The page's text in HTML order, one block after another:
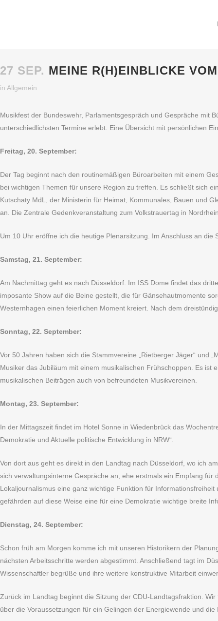
27 SEP. MEINE R(H)EINBLICKE
in Allgemein
Musikfest der Bundeswehr, Parlamentsgespräch und Gespräche mit
unterschiedlichsten Termine erlebt. Eine Übersicht mit persönlichen
Freitag, 20. September:
Der Tag beginnt nach den routinemäßigen Büroarbeiten mit einem
bei wichtigen Themen für unsere Region zu treffen. Es schließt sich
Kutschaty MdL, der Ministerin für Heimat, Kommunales, Bauen und
an. Die Zentrale Gedenkveranstaltung zum Volkstrauertag in
Um 10 Uhr eröffne ich die heutige Plenarsitzung. Im Anschluss an
Samstag, 21. September:
Am Nachmittag geht es nach Düsseldorf. Im ISS Dome findet das
imposante Show auf die Beine gestellt, die für Gänsehautmomente
Westernhagen einen feierlichen Moment kreiert. Nach dem
Sonntag, 22. September:
Vor 50 Jahren haben sich die Stammvereine „Rietberger Jäger“ und
Musiker das Jubiläum mit einem musikalischen Frühschoppen. Es
musikalischen Beiträgen auch von befreundeten Musikvereinen.
Montag, 23. September:
In der Mittagszeit findet im Hotel Sonne in Wiedenbrück das
Demokratie und Aktuelle politische Entwicklung in NRW“.
Von dort aus geht es direkt in den Landtag nach Düsseldorf, wo ich
sich verwaltungsinterne Gespräche an, ehe erstmals ein Empfang
Lokaljournalismus eine ganz wichtige Funktion für
gefährden auf diese Weise eine für eine Demokratie wichtige breite
Dienstag, 24. September:
Schon früh am Morgen komme ich mit unseren Historikern der
nächsten Arbeitsschritte werden abgestimmt. Anschließend tagt im
Wissenschaftler begrüße und ihre weitere konstruktive Mitarbeit
Zurück im Landtag beginnt die Sitzung der CDU-Landtagsfraktion.
über die Voraussetzungen für ein Gelingen der Energiewende und